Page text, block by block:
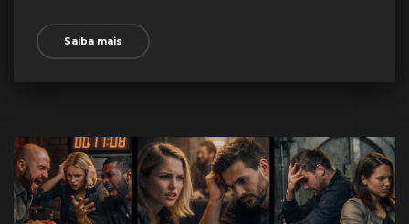
Saiba mais